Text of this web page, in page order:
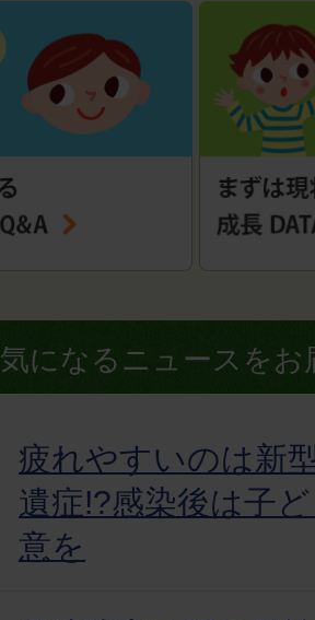
気になるニュースをお
疲れやすいのは新
遺症!?感染後は子
意を